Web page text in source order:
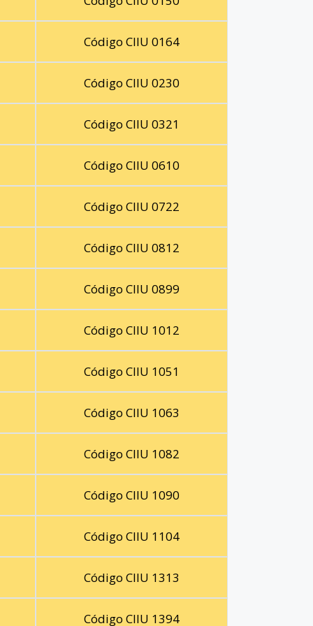
Código CIIU 0164
Código CIIU 0230
Código CIIU 0321
Código CIIU 0610
Código CIIU 0722
Código CIIU 0812
Código CIIU 0899
Código CIIU 1012
Código CIIU 1051
Código CIIU 1063
Código CIIU 1082
Código CIIU 1090
Código CIIU 1104
Código CIIU 1313
Código CIIU 1394